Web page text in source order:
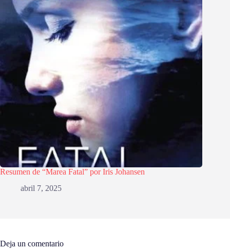
Resumen de “Marea Fatal” por Iris Johansen
abril 7, 2025
Deja un comentario